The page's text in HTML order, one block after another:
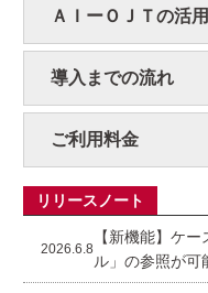
ＡＩーＯＪＴの活
導入までの流れ
ご利用料金
リリースノート
2026.6.8
【新機能】ケ
ル」の参照が可